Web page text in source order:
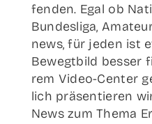
fen­den. Egal ob
Bun­des­li­ga,
news, für jeden ist
Bewegt­bild bes­ser
rem Video-Cen­­­ter
lich prä­sen­tie­ren
News zum The­ma